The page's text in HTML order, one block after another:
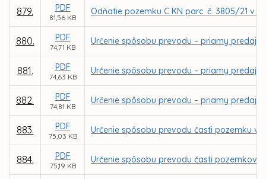
879. PDF
81,56 KB
Odňatie pozemku C KN parc. č. 3805/21 v
880. PDF
74,71 KB
Určenie spôsobu prevodu – priamy predaj
881. PDF
74,63 KB
Určenie spôsobu prevodu – priamy predaj
882. PDF
74,81 KB
Určenie spôsobu prevodu – priamy predaj
883. PDF
75,03 KB
Určenie spôsobu prevodu časti pozemku v
884. PDF
75,19 KB
Určenie spôsobu prevodu časti pozemkov